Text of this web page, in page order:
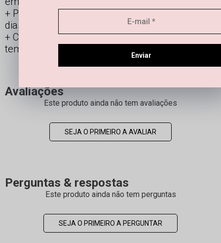
Posso usar os acessórios banhados todos os
dias?
Como manter minha joia linda por mais
tempo?
Avaliações
Este produto ainda não tem avaliações
SEJA O PRIMEIRO A AVALIAR
Perguntas & respostas
Este produto ainda não tem perguntas
SEJA O PRIMEIRO A PERGUNTAR
Enviar